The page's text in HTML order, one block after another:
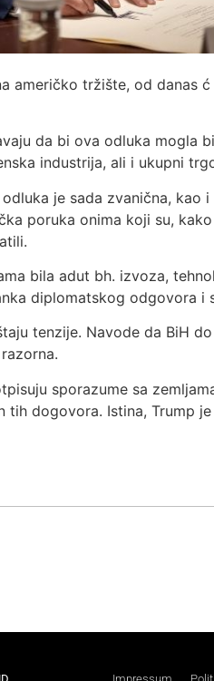
američko tržište, od danas
da bi ova odluka mogla
industrija, ali i ukupni
je sada zvanična, kao
poruka onima koji su,
bila adut bh. izvoza,
diplomatskog odgovora i
tenzije. Navode da BiH
sporazume sa
tih dogovora. Istina, Trump